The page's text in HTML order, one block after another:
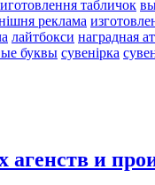
табличок
реклама
лайтбокси наградная
буквы сувенірка
и